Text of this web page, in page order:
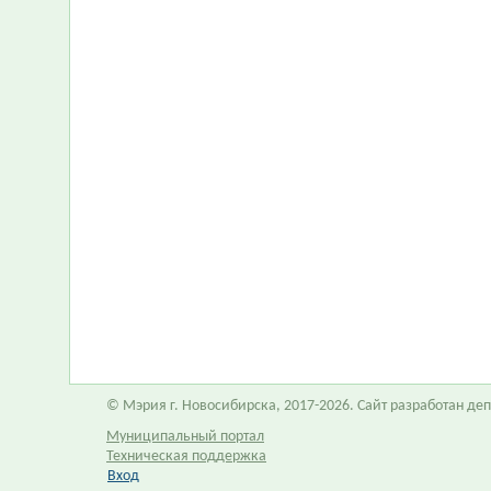
© Мэрия г. Новосибирска, 2017-2026. Сайт разработан
Муниципальный портал
Техническая поддержка
Вход